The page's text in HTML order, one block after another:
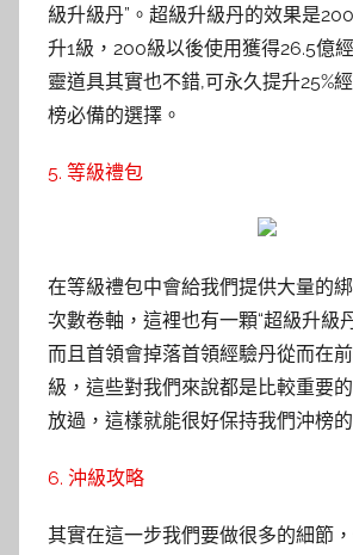
級升級丹”。超級升級丹的效果是
升1級，200級以後使用獲得26.5億
靈道具其實也不錯,可永久提升25%
榜必備的選擇。
5. 等級禮包
在等級禮包中會給我們提供大量的
次數卷軸，這裡也有一顆“超級升級
而且首領會掉落首領經驗丹從而在
級，這些對我們來說都是比較重要
放過，這樣就能很好保持我們沖榜
6. 沖級攻略
其實在這一步我們要做很多的細節